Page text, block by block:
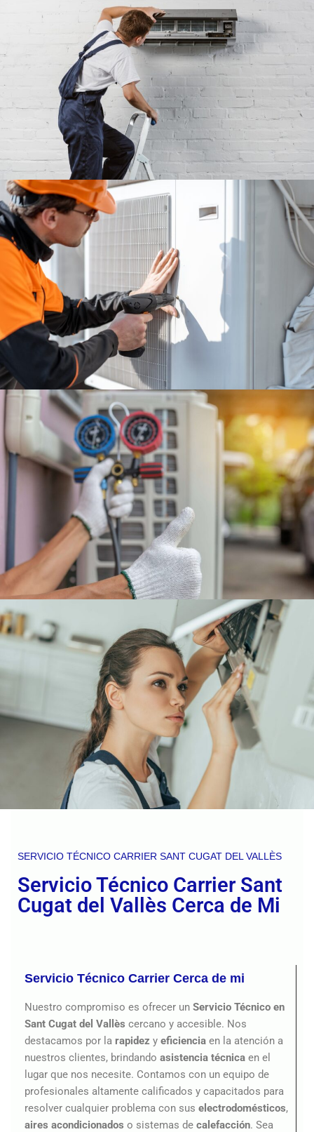
SERVICIO TÉCNICO CARRIER SANT CUGAT DEL VALLÈS
Servicio Técnico Carrier Sant
Cugat del Vallès Cerca de Mi
Servicio Técnico Carrier Cerca de mi
Nuestro compromiso es ofrecer un Servicio Técnico en
Sant Cugat del Vallès cercano y accesible. Nos
destacamos por la rapidez y eficiencia en la atención a
nuestros clientes, brindando asistencia técnica en el
lugar que nos necesite. Contamos con un equipo de
profesionales altamente calificados y capacitados para
resolver cualquier problema con sus electrodomésticos,
aires acondicionados o sistemas de calefacción. Sea